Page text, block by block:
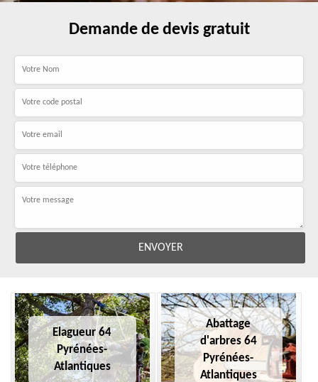
Demande de devis gratuit
Elagueur 64
Pyrénées-
Atlantiques
Abattage
d'arbres 64
Pyrénées-
Atlantiques